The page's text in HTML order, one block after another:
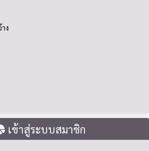
ง
เข้าสู่ระบบสมาชิก